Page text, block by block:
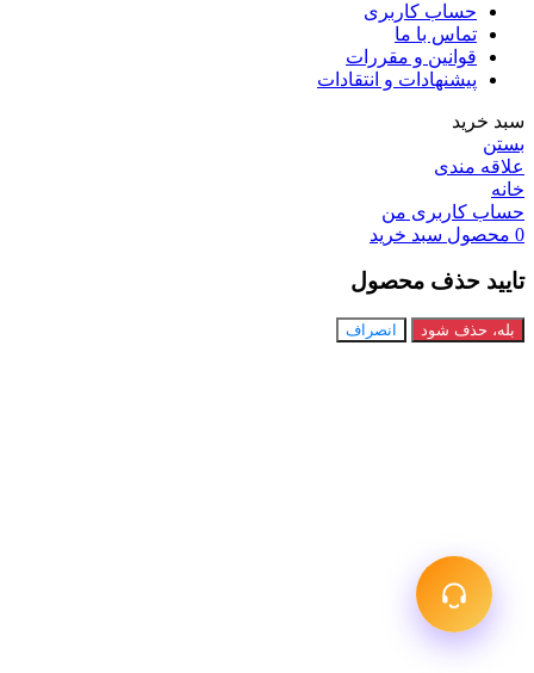
حساب کاربری
تماس با ما
قوانین و مقررات
پیشنهادات و انتقادات
سبد خرید
بستن
علاقه مندی
خانه
حساب کاربری من
0 محصول سبد خرید
تایید حذف محصول
بله، حذف شود انصراف